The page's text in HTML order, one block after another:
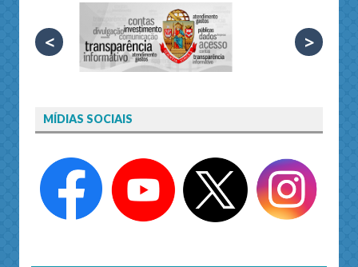
< >
MÍDIAS SOCIAIS